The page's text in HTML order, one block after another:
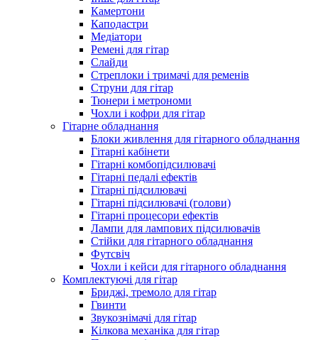
Камертони
Каподастри
Медіатори
Ремені для гітар
Слайди
Стреплоки і тримачі для ременів
Струни для гітар
Тюнери і метрономи
Чохли і кофри для гітар
Гітарне обладнання
Блоки живлення для гітарного обладнання
Гітарні кабінети
Гітарні комбопідсилювачі
Гітарні педалі ефектів
Гітарні підсилювачі
Гітарні підсилювачі (голови)
Гітарні процесори ефектів
Лампи для лампових підсилювачів
Стійки для гітарного обладнання
Футсвіч
Чохли і кейси для гітарного обладнання
Комплектуючі для гітар
Бриджі, тремоло для гітар
Гвинти
Звукознімачі для гітар
Кілкова механіка для гітар